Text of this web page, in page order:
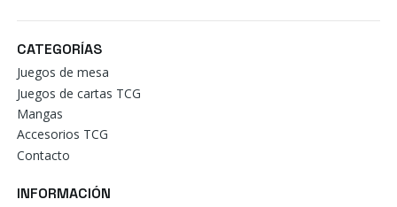
CATEGORÍAS
Juegos de mesa
Juegos de cartas TCG
Mangas
Accesorios TCG
Contacto
INFORMACIÓN